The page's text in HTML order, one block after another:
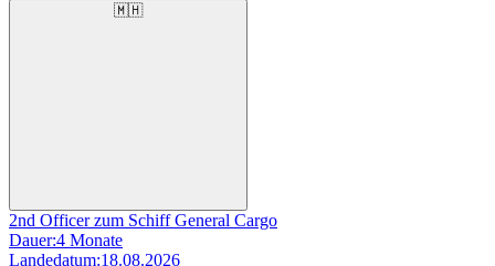
🇲🇭
2nd Officer zum Schiff General Cargo
Dauer:4 Monate
Landedatum:18.08.2026